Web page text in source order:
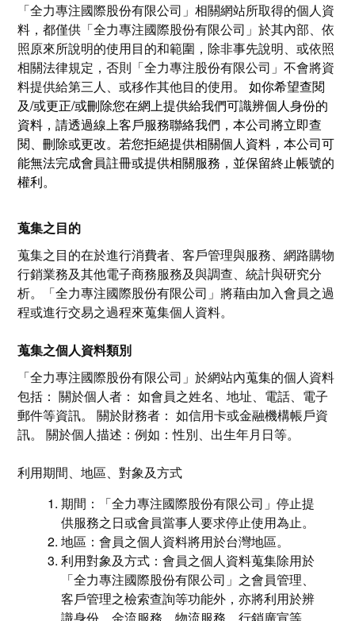
「全力專注國際股份有限公司 」相關網站所取得的個人資
料，都僅供「全力專注國際股份有限公司 」於其內部、依
照原來所說明的使用目的和範圍，除非事先說明、或依照
相關法律規定，否則「全力專注股份有限公司」不會將資
料提供給第三人、或移作其他目的使用。 ​ 如你希望查閱
及/或更正/或刪除您在網上提供給我們可識辨個人身份的
資料，請透過線上客戶服務聯絡我們，本公司將立即查
閱、刪除或更改。若您拒絕提供相關個人資料，本公司可
能無法完成會員註冊或提供相關服務，並保留終止帳號的
權利。
蒐集之目的
蒐集之目的在於進行消費者、客戶管理與服務、網路購物
行銷業務及其他電子商務服務及與調查、統計與研究分
析。「全力專注國際股份有限公司 」將藉由加入會員之過
程或進行交易之過程來蒐集個人資料。
蒐集之個人資料類別
「全力專注國際股份有限公司 」於網站內蒐集的個人資料
包括： 關於個人者： 如會員之姓名、地址、電話、電子
郵件等資訊。 關於財務者： 如信用卡或金融機構帳戶資
訊。 關於個人描述：例如：性別、出生年月日等。
利用期間、地區、對象及方式
期間：「全力專注國際股份有限公司 」停止提
供服務之日或會員當事人要求停止使用為止。
地區：會員之個人資料將用於台灣地區。
利用對象及方式：會員之個人資料蒐集除用於
「全力專注國際股份有限公司 」之會員管理、
客戶管理之檢索查詢等功能外，亦將利用於辨